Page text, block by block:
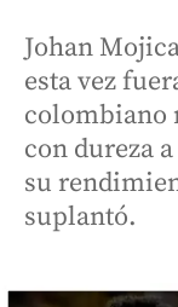
Johan
esta vez
colombiano
con dureza
su
suplantó.